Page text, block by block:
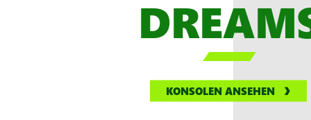

KONSOLEN ANSEHEN